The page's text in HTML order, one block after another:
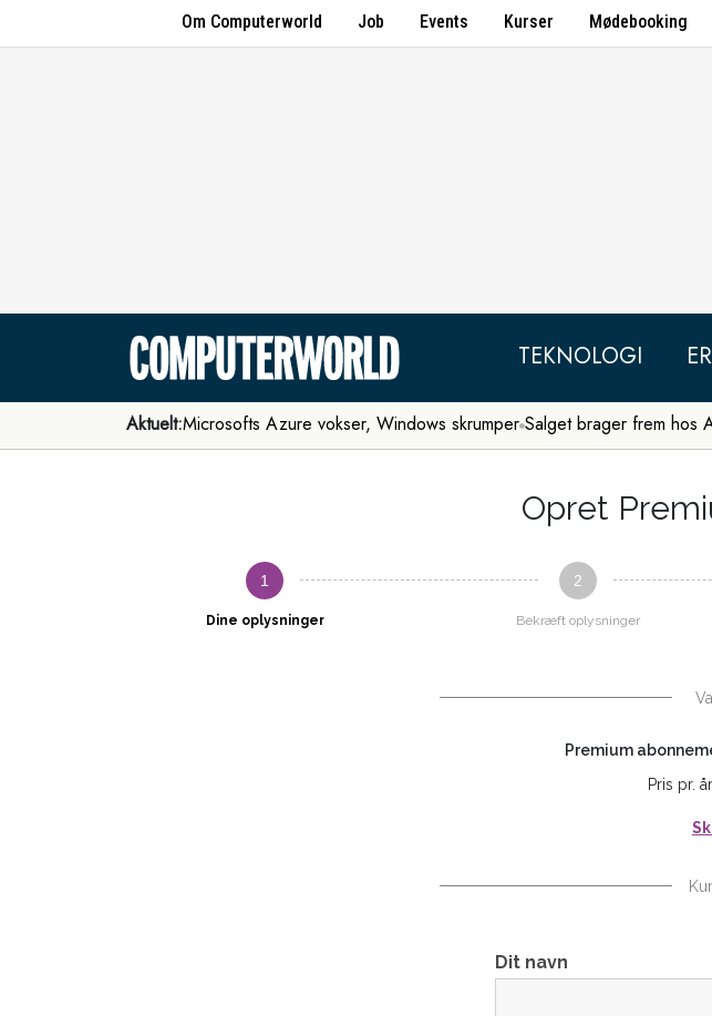
Om Computerworld Job Events Kurser Mødebooking
TEKNOLOGI
Aktuelt:Microsofts Azure vokser, Windows skrumper Salget brager frem hos
Opret
1
Dine oplysninger
2
Bekræft oplysninger
Premium
Pris pr.
Dit navn